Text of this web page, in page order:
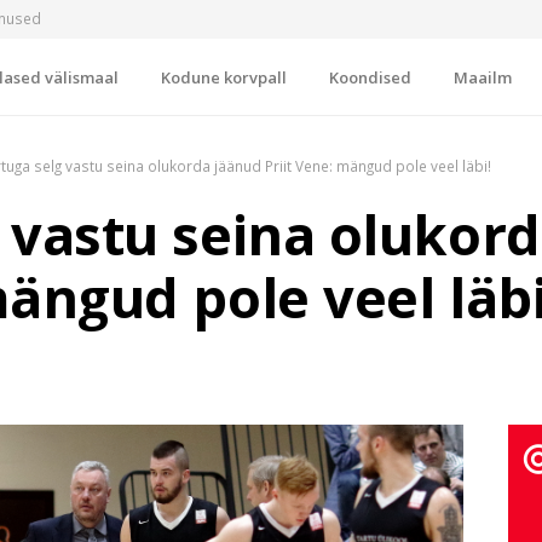
välismaal Kodune korvpall Koondised Maailm
selg vastu seina olukorda jäänud Priit Vene: mängud pole veel läbi!
seina
pole veel